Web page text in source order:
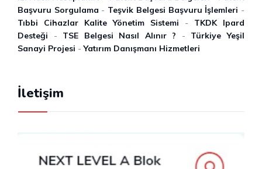
Başvuru Sorgulama - Teşvik Belgesi Başvuru İşlemleri -
Tıbbi Cihazlar Kalite Yönetim Sistemi - TKDK Ipard
Desteği - TSE Belgesi Nasıl Alınır ? - Türkiye Yeşil
Sanayi Projesi -Yatırım Danışmanı Hizmetleri
İletişim